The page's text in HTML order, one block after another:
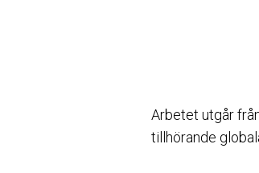
Arbetet utgår
tillhörande